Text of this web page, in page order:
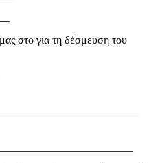
στο για τη δέσμευση του